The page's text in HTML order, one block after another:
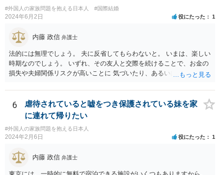
もしたほうがいいと思います
#外国人の家族問題を抱える日本人 #国際結婚
2024年6月2日 役にたった 1
内藤 政信 弁護士
法的には無理でしょう。 夫に反省してもらわないと。 いまは、楽しい
時期なのでしょう。 いずれ、その友人と交際を続けることで、お金の
損失や夫婦関係リスクが高いことに 気づいたり、あるいは、飽きると
6
虐待されていると嘘をつき保護されている妹を家
に連れて帰りたい
#外国人の家族問題を抱える日本人
2024年2月6日 役にたった 1
内藤 政信 弁護士